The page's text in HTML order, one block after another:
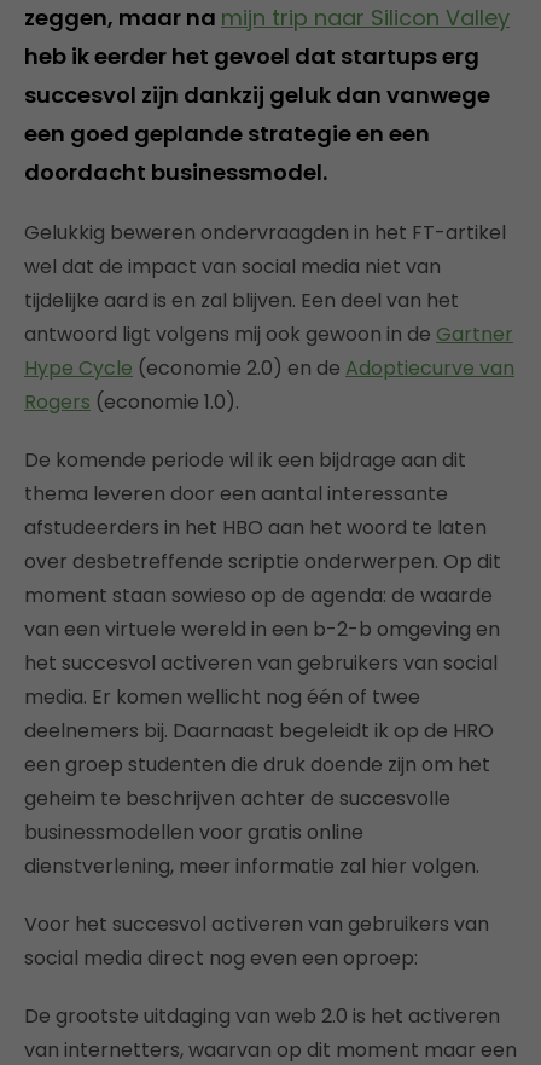
zeggen, maar na mijn trip naar Silicon Valley
heb ik eerder het gevoel dat startups erg
succesvol zijn dankzij geluk dan vanwege
een goed geplande strategie en een
doordacht businessmodel.
Gelukkig beweren ondervraagden in het FT-artikel
wel dat de impact van social media niet van
tijdelijke aard is en zal blijven. Een deel van het
antwoord ligt volgens mij ook gewoon in de Gartner
Hype Cycle (economie 2.0) en de Adoptiecurve van
Rogers (economie 1.0).
De komende periode wil ik een bijdrage aan dit
thema leveren door een aantal interessante
afstudeerders in het HBO aan het woord te laten
over desbetreffende scriptie onderwerpen. Op dit
moment staan sowieso op de agenda: de waarde
van een virtuele wereld in een b-2-b omgeving en
het succesvol activeren van gebruikers van social
media. Er komen wellicht nog één of twee
deelnemers bij. Daarnaast begeleidt ik op de HRO
een groep studenten die druk doende zijn om het
geheim te beschrijven achter de succesvolle
businessmodellen voor gratis online
dienstverlening, meer informatie zal hier volgen.
Voor het succesvol activeren van gebruikers van
social media direct nog even een oproep:
De grootste uitdaging van web 2.0 is het activeren
van internetters, waarvan op dit moment maar een